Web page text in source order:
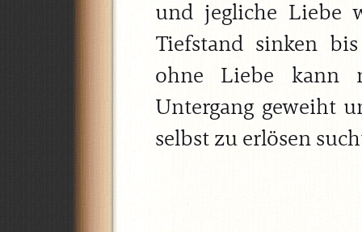
und jegliche Liebe
Tiefstand sinken
ohne Liebe kann
Untergang geweiht
selbst zu erlösen